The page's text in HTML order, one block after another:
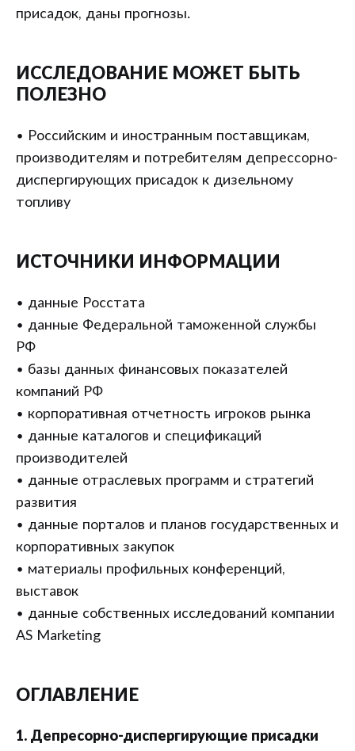
присадок, даны прогнозы.
ИССЛЕДОВАНИЕ МОЖЕТ БЫТЬ
ПОЛЕЗНО
• Российским и иностранным поставщикам,
производителям и потребителям депрессорно-
диспергирующих присадок к дизельному
топливу
ИСТОЧНИКИ ИНФОРМАЦИИ
• данные Росстата
• данные Федеральной таможенной службы
РФ
• базы данных финансовых показателей
компаний РФ
• корпоративная отчетность игроков рынка
• данные каталогов и спецификаций
производителей
• данные отраслевых программ и стратегий
развития
• данные порталов и планов государственных и
корпоративных закупок
• материалы профильных конференций,
выставок
• данные собственных исследований компании
AS Marketing
ОГЛАВЛЕНИЕ
1. Депресорно-диспергирующие присадки